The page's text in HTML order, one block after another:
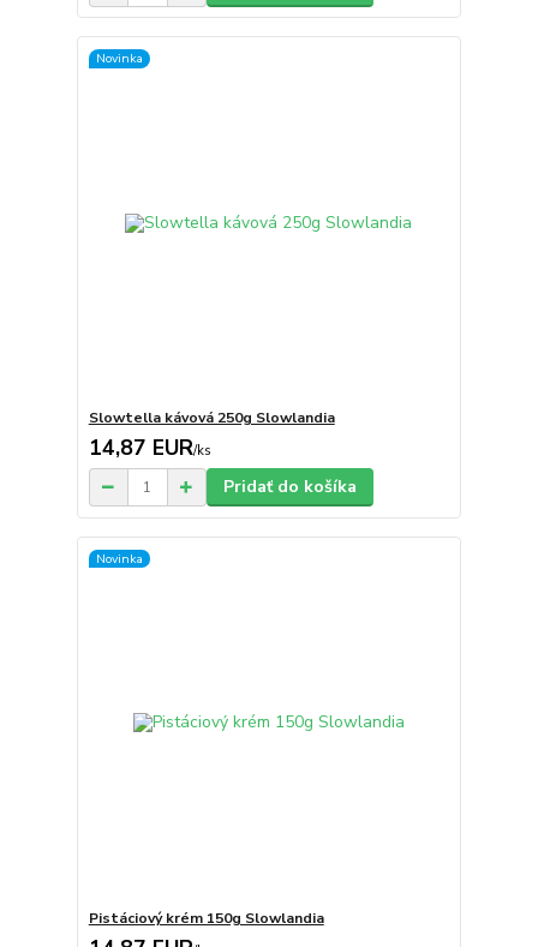
Novinka
Slowtella kávová 250g Slowlandia
14,87 EUR/ks
Pridať do košíka
Novinka
Pistáciový krém 150g Slowlandia